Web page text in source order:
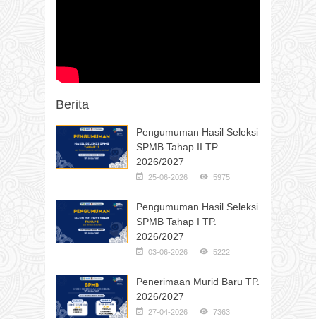
Berita
Pengumuman Hasil Seleksi
SPMB Tahap II TP.
2026/2027
25-06-2026 5975
Pengumuman Hasil Seleksi
SPMB Tahap I TP.
2026/2027
03-06-2026 5222
Penerimaan Murid Baru TP.
2026/2027
27-04-2026 7363